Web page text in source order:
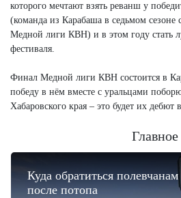
которого мечтают взять реванш у
(команда из Карабаша в седьмом сезоне
Медной лиги КВН) и в этом году стать
фестиваля.
Финал Медной лиги КВН состоится в
победу в нём вместе с уральцами
Хабаровского края – это будет их дебют
Главное
Куда обратиться
после потопа